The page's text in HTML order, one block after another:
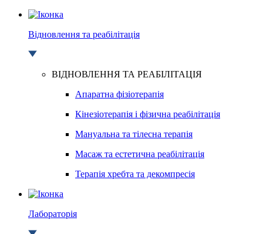
Відновлення та реабілітація
ВІДНОВЛЕННЯ ТА РЕАБІЛІТАЦІЯ
Апаратна фізіотерапія
Кінезіотерапія і фізична реабілітація
Мануальна та тілесна терапія
Масаж та естетична реабілітація
Терапія хребта та декомпресія
Лабораторія